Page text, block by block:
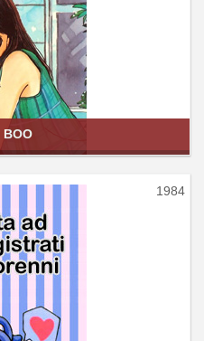
BOO
1984